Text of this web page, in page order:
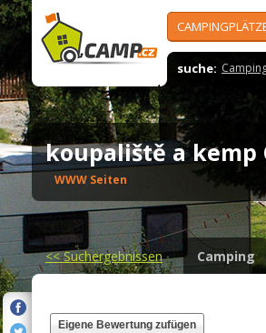
suche:
koupaliště a
WWW Seiten
<<Suchergebnissen Camping
Eigene Bewertung zufügen